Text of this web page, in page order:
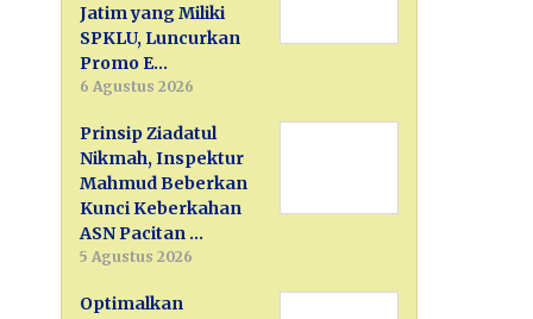
Jatim yang Miliki
SPKLU, Luncurkan
Promo E…
6 Agustus 2026
Prinsip Ziadatul
Nikmah, Inspektur
Mahmud Beberkan
Kunci Keberkahan
ASN Pacitan …
5 Agustus 2026
Optimalkan